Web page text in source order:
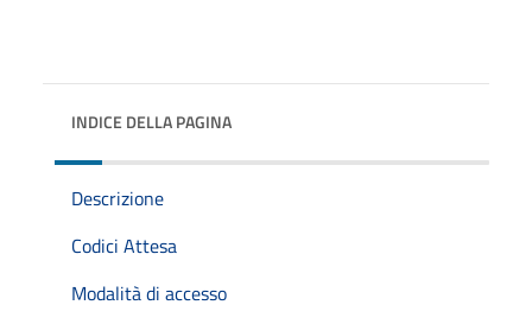
INDICE DELLA PAGINA
Descrizione
Codici Attesa
Modalità di accesso